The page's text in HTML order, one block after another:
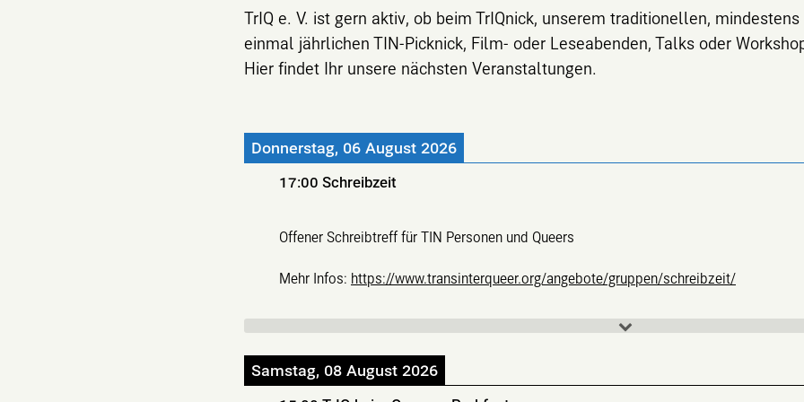
TrIQ e. V. ist gern aktiv, ob beim TrIQnick, unserem traditionellen, mindestens
einmal jährlichen TIN-Picknick, Film- oder Leseabenden, Talks oder
Hier findet Ihr unsere nächsten Veranstaltungen.
Donnerstag, 06 August 2026
17:00 Schreibzeit
Offener Schreibtreff für TIN Personen und Queers
Mehr Infos: https://www.transinterqueer.org/angebote/gruppen/schreibzeit/
Samstag, 08 August 2026